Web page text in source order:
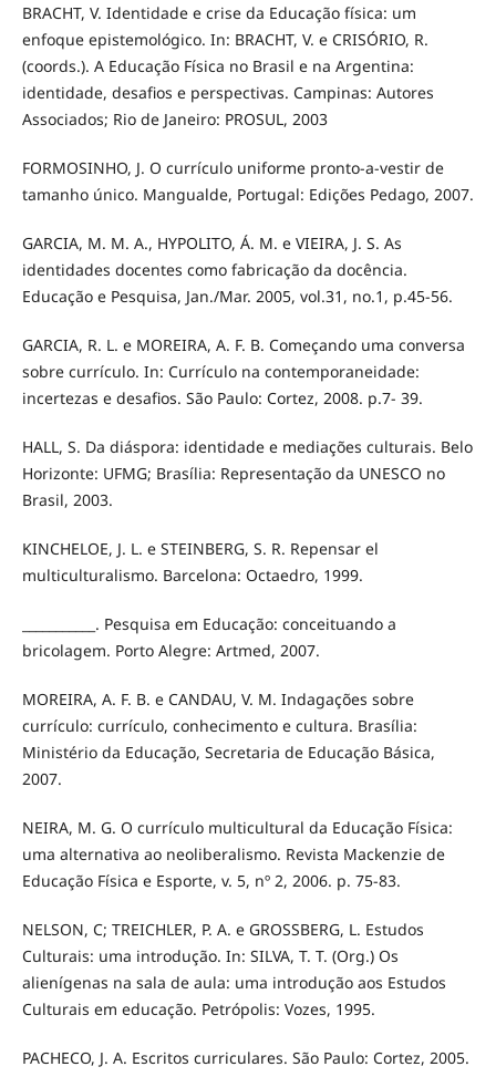
BRACHT, V. Identidade e crise da Educação física: um
enfoque epistemológico. In: BRACHT, V. e CRISÓRIO, R.
(coords.). A Educação Física no Brasil e na Argentina:
identidade, desafios e perspectivas. Campinas: Autores
Associados; Rio de Janeiro: PROSUL, 2003
FORMOSINHO, J. O currículo uniforme pronto-a-vestir de
tamanho único. Mangualde, Portugal: Edições Pedago, 2007.
GARCIA, M. M. A., HYPOLITO, Á. M. e VIEIRA, J. S. As
identidades docentes como fabricação da docência.
Educação e Pesquisa, Jan./Mar. 2005, vol.31, no.1, p.45-56.
GARCIA, R. L. e MOREIRA, A. F. B. Começando uma conversa
sobre currículo. In: Currículo na contemporaneidade:
incertezas e desafios. São Paulo: Cortez, 2008. p.7- 39.
HALL, S. Da diáspora: identidade e mediações culturais. Belo
Horizonte: UFMG; Brasília: Representação da UNESCO no
Brasil, 2003.
KINCHELOE, J. L. e STEINBERG, S. R. Repensar el
multiculturalismo. Barcelona: Octaedro, 1999.
___________. Pesquisa em Educação: conceituando a
bricolagem. Porto Alegre: Artmed, 2007.
MOREIRA, A. F. B. e CANDAU, V. M. Indagações sobre
currículo: currículo, conhecimento e cultura. Brasília:
Ministério da Educação, Secretaria de Educação Básica,
2007.
NEIRA, M. G. O currículo multicultural da Educação Física:
uma alternativa ao neoliberalismo. Revista Mackenzie de
Educação Física e Esporte, v. 5, nº 2, 2006. p. 75-83.
NELSON, C; TREICHLER, P. A. e GROSSBERG, L. Estudos
Culturais: uma introdução. In: SILVA, T. T. (Org.) Os
alienígenas na sala de aula: uma introdução aos Estudos
Culturais em educação. Petrópolis: Vozes, 1995.
PACHECO, J. A. Escritos curriculares. São Paulo: Cortez, 2005.